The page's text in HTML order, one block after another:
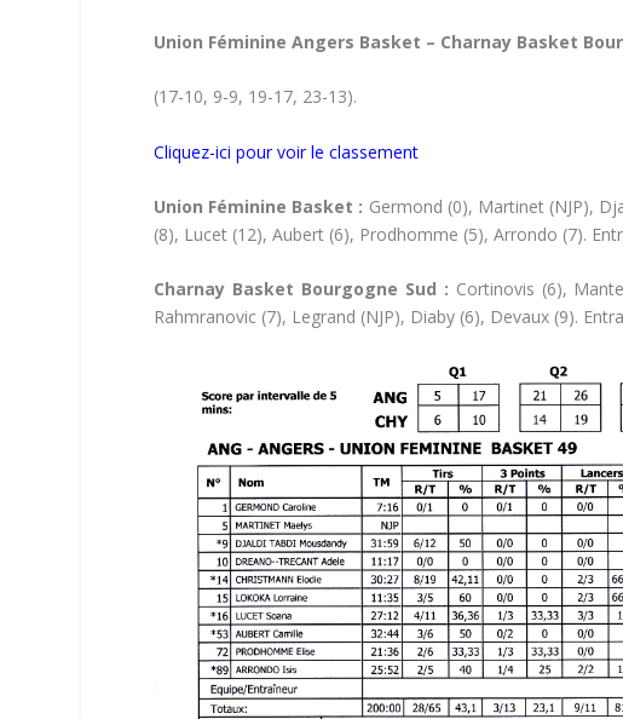
Union Féminine Angers Basket – Charnay Basket
(17-10, 9-9, 19-17, 23-13).
Cliquez-ici pour voir le classement
Union Féminine Basket : Germond (0), Martinet (NJP),
(8), Lucet (12), Aubert (6), Prodhomme (5), Arrondo (7).
Charnay Basket Bourgogne Sud : Cortinovis (6),
Rahmranovic (7), Legrand (NJP), Diaby (6), Devaux (9).